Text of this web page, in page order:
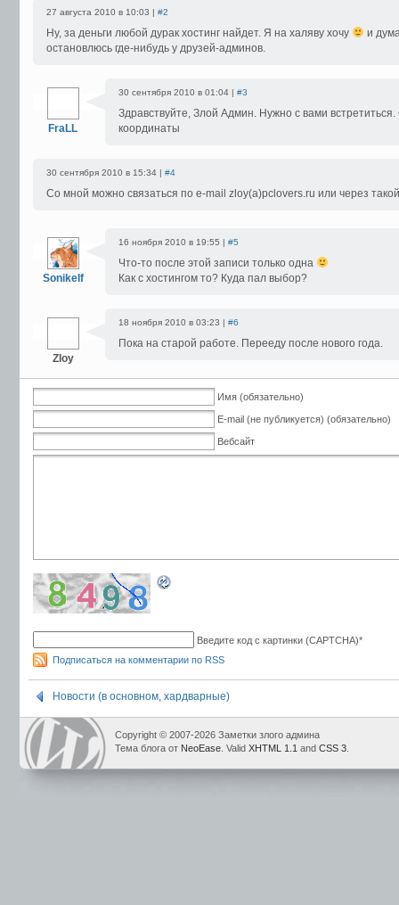
27 августа 2010 в 10:03 | #2
Ну, за деньги любой дурак хостинг найдет. Я на халяву хочу
и
остановлюсь где-нибудь у друзей-админов.
FraLL
30 сентября 2010 в 01:04 | #3
Здравствуйте, Злой Админ. Нужно с вами
координаты
30 сентября 2010 в 15:34 | #4
Со мной можно связаться по e-mail zloy(a)pclovers.ru или через
Sonikelf
16 ноября 2010 в 19:55 | #5
Что-то после этой записи только одна
Как с хостингом то? Куда пал выбор?
Zloy
18 ноября 2010 в 03:23 | #6
Пока на старой работе. Перееду после нового года.
Имя (обязательно)
E-mail (не публикуется) (обязательно)
Вебсайт
Введите код с картинки (CAPTCHA)*
Подписаться на комментарии по RSS
Новости (в основном, хардварные)
Copyright © 2007-2026 Заметки злого админа
Тема блога от NeoEase . Valid XHTML 1.1 and CSS 3